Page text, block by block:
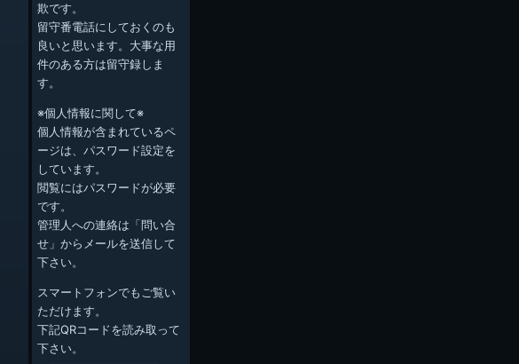
欺です。
留守番電話にしておくのも
良いと思います。大事な用
件のある方は留守録しま
す。
※個人情報に関して※
個人情報が含まれているペ
ージは、パスワード設定を
しています。
閲覧にはパスワードが必要
です。
管理人への連絡は「問い合
せ」からメールを送信して
下さい。
スマートフォンでもご覧い
ただけます。
下記QRコードを読み取って
下さい。